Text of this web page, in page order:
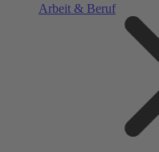
Arbeit & Beruf